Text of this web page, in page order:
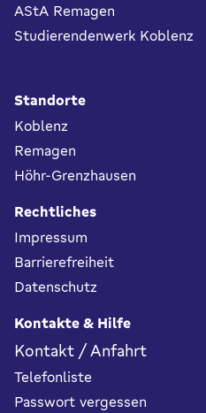
AStA Remagen
Studierendenwerk Koblenz
Standorte
Koblenz
Remagen
Höhr-Grenzhausen
Rechtliches
Impressum
Barrierefreiheit
Datenschutz
Kontakte & Hilfe
Kontakt / Anfahrt
Telefonliste
Passwort vergessen